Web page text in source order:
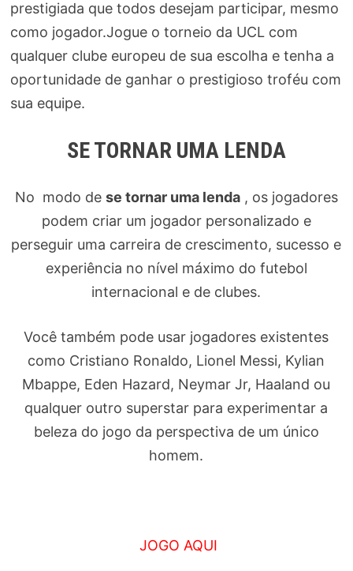
prestigiada que todos desejam participar, mesmo
como jogador.Jogue o torneio da UCL com
qualquer clube europeu de sua escolha e tenha a
oportunidade de ganhar o prestigioso troféu com
sua equipe.
SE TORNAR UMA LENDA
No modo de se tornar uma lenda, os jogadores
podem criar um jogador personalizado e
perseguir uma carreira de crescimento, sucesso e
experiência no nível máximo do futebol
internacional e de clubes.
Você também pode usar jogadores existentes
como Cristiano Ronaldo, Lionel Messi, Kylian
Mbappe, Eden Hazard, Neymar Jr, Haaland ou
qualquer outro superstar para experimentar a
beleza do jogo da perspectiva de um único
homem.
JOGO AQUI